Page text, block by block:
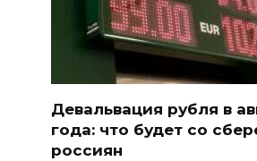
Девальвация рубля в
года: что будет со
россиян